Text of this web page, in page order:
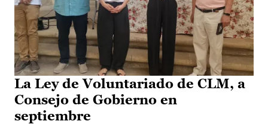
La Ley de Voluntariado de CLM, a
Consejo de Gobierno en
septiembre